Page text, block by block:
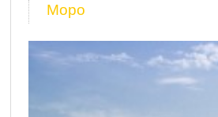
Mopo